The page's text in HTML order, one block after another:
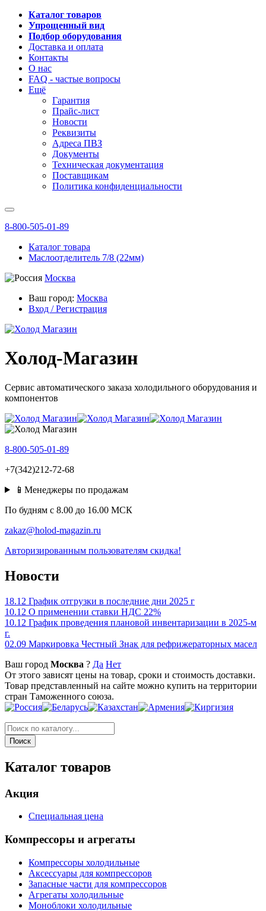
Каталог товаров
Упрощенный вид
Подбор оборудования
Доставка и оплата
Контакты
О нас
FAQ - частые вопросы
Ещё
Гарантия
Прайс-лист
Новости
Реквизиты
Адреса ПВЗ
Документы
Техническая документация
Поставщикам
Политика конфиденциальности
8-800-505-01-89
Каталог товара
Маслоотделитель 7/8 (22мм)
Москва
Ваш город: Москва
Вход / Регистрация
Холод-Магазин
Сервис автоматического заказа холодильного оборудования и
компонентов
8-800-505-01-89
+7(342)212-72-68
📱Менеджеры по продажам
По будням c 8.00 до 16.00 МСК
zakaz@holod-magazin.ru
Авторизированным пользователям скидка!
Новости
18.12 График отгрузки в последние дни 2025 г
10.12 О применении ставки НДС 22%
10.12 График проведения плановой инвентаризации в 2025-м
г.
02.09 Маркировка Честный Знак для рефрижераторных масел
Ваш город Москва ? Да Нет
От этого зависят цены на товар, сроки и стоимость доставки.
Товар представленный на сайте можно купить на территории
стран Таможенного союза.
Каталог товаров
Акция
Специальная цена
Компрессоры и агрегаты
Компрессоры холодильные
Аксессуары для компрессоров
Запасные части для компрессоров
Агрегаты холодильные
Моноблоки холодильные